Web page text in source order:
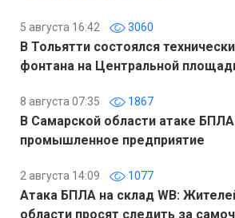
5 августа 16:42 3060
В Тольятти состоялся
фонтана на Центральной
8 августа 07:35 1867
В Самарской области атаке
промышленное предприятие
2 августа 14:09 1077
Атака БПЛА на склад WB:
области просят следить за